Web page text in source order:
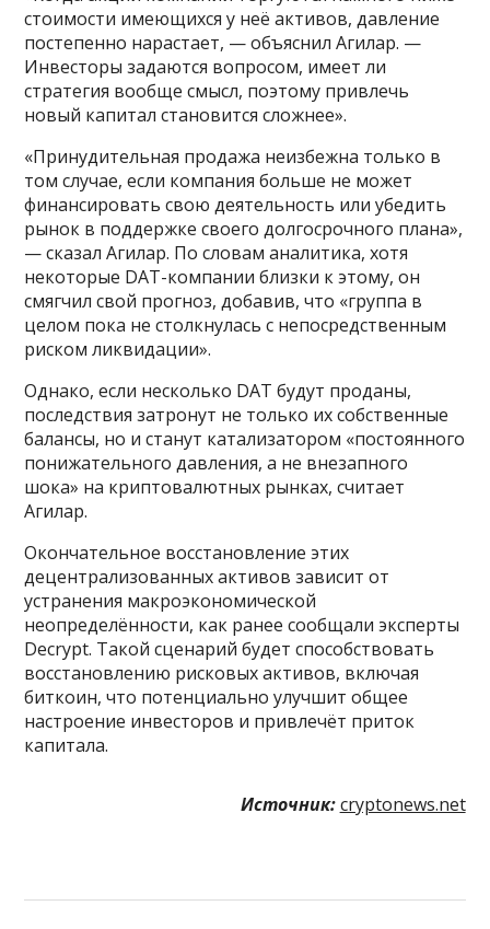
стоимости имеющихся у неё активов, давление
постепенно нарастает, — объяснил Агилар. —
Инвесторы задаются вопросом, имеет ли
стратегия вообще смысл, поэтому привлечь
новый капитал становится сложнее».
«Принудительная продажа неизбежна только в
том случае, если компания больше не может
финансировать свою деятельность или убедить
рынок в поддержке своего долгосрочного плана»,
— сказал Агилар. По словам аналитика, хотя
некоторые DAT-компании близки к этому, он
смягчил свой прогноз, добавив, что «группа в
целом пока не столкнулась с непосредственным
риском ликвидации».
Однако, если несколько DAT будут проданы,
последствия затронут не только их собственные
балансы, но и станут катализатором «постоянного
понижательного давления, а не внезапного
шока» на криптовалютных рынках, считает
Агилар.
Окончательное восстановление этих
децентрализованных активов зависит от
устранения макроэкономической
неопределённости, как ранее сообщали эксперты
Decrypt. Такой сценарий будет способствовать
восстановлению рисковых активов, включая
биткоин, что потенциально улучшит общее
настроение инвесторов и привлечёт приток
капитала.
Источник: cryptonews.net